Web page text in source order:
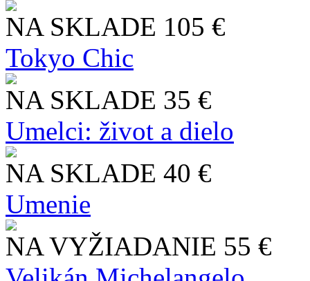
NA SKLADE 105 €
Tokyo Chic
NA SKLADE 35 €
Umelci: život a dielo
NA SKLADE 40 €
Umenie
NA VYŽIADANIE 55 €